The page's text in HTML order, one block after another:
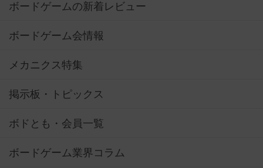
ボードゲームの新着レビュー
ボードゲーム会情報
メカニクス特集
掲示板・トピックス
ボドとも・会員一覧
ボードゲーム業界コラム